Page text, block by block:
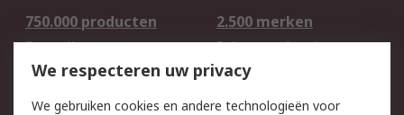
750.000 producten
2.500 merken
Bestellen
Inkoopoplossingen
Retouren
Technisch advies
Track & Trace
We respecteren uw privacy
We gebruiken cookies en andere technologieën voor